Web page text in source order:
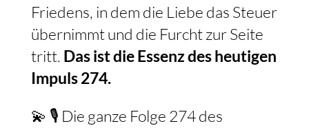
Friedens, in dem die Liebe das Steuer
übernimmt und die Furcht zur Seite
tritt. Das ist die Essenz des heutigen
Impuls 274.
💫 🎙️ Die ganze Folge 274 des